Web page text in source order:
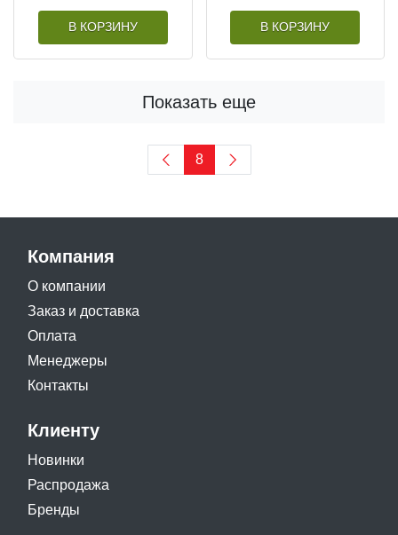
В КОРЗИНУ В КОРЗИНУ
Показать еще
8
Компания
О компании
Заказ и доставка
Оплата
Менеджеры
Контакты
Клиенту
Новинки
Распродажа
Бренды